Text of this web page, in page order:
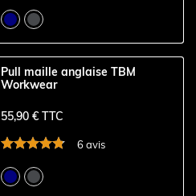
Pull maille anglaise TBM
Workwear
55,90 € TTC
6 avis